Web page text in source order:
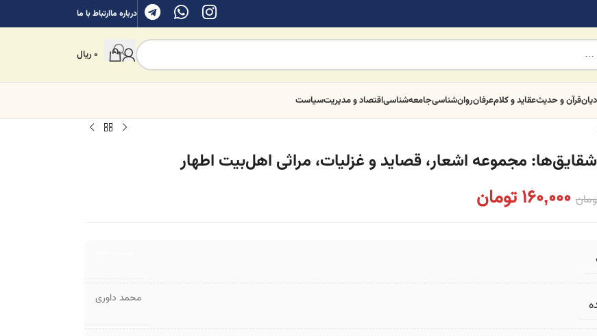
درباره ماارتباط با ما
0ریال
قرآن و حدیثعقاید و کلامعرفانروان‌شناسیجامعه‌شناسیاقتصاد و مدیریتسیاست
مجموعه اشعار، قصاید و غزلیات، مراثی اهل‌بیت اطهار
160,000 تومان
محمد داوری